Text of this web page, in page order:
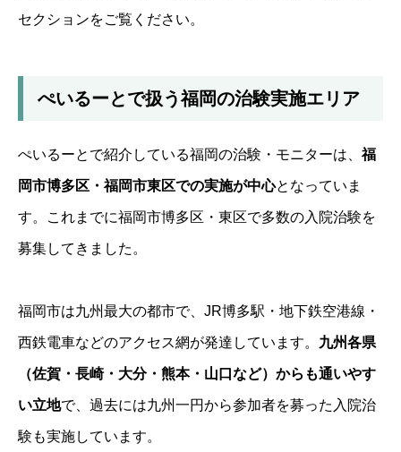
セクションをご覧ください。
ぺいるーとで扱う福岡の治験実施エリア
ぺいるーとで紹介している福岡の治験・モニターは、福
岡市博多区・福岡市東区での実施が中心となっていま
す。これまでに福岡市博多区・東区で多数の入院治験を
募集してきました。
福岡市は九州最大の都市で、JR博多駅・地下鉄空港線・
西鉄電車などのアクセス網が発達しています。 九州各県
（佐賀・長崎・大分・熊本・山口など）からも通いやす
い立地で、過去には九州一円から参加者を募った入院治
験も実施しています。